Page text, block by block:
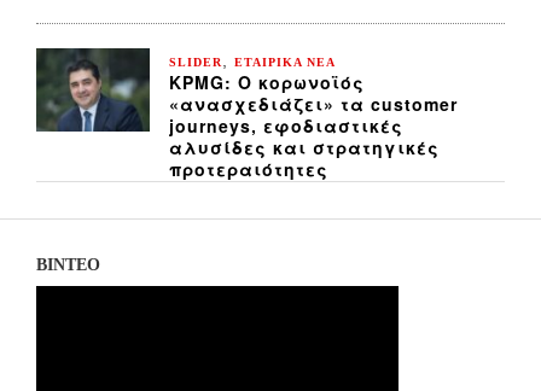
SLIDER ΕΤΑΙΡΙΚΑ ΝΕΑ
KPMG: Ο κορωνοϊός
«ανασχεδιάζει» τα customer
journeys, εφοδιαστικές
αλυσίδες και στρατηγικές
προτεραιότητες
ΒΙΝΤΕΟ